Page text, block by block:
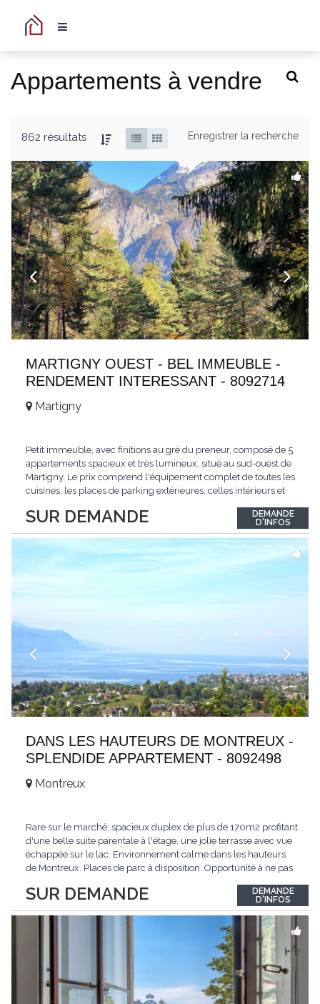
Appartements à vendre
862 résultats Enregistrer la recherche
MARTIGNY OUEST - BEL IMMEUBLE -
RENDEMENT INTERESSANT - 8092714
SUR DEMANDE
Martigny
Petit immeuble, avec finitions au gré du preneur, composé de 5
appartements spacieux et très lumineux, situé au sud-ouest de
Martigny. Le prix comprend l'équipement complet de toutes les
cuisines, les places de parking extérieures, celles intérieurs et
opportunité exclusive avec un rendement intéressant. Plus
d'informations...
DEMANDE
D'INFOS
DANS LES HAUTEURS DE MONTREUX -
SPLENDIDE APPARTEMENT - 8092498
SUR DEMANDE
Montreux
Rare sur le marché, spacieux duplex de plus de 170m2 profitant
d'une belle suite parentale à l'étage, une jolie terrasse avec vue
échappée sur le lac. Environnement calme dans les hauteurs
de Montreux. Places de parc à disposition. Opportunité à ne pas
auf dem Markt, geräumiges Duplex von mehr als 170m2 mit
einer schönen...
DEMANDE
D'INFOS